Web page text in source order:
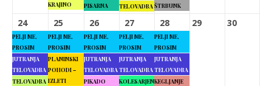
KRAJINO
PISARNA
TELOVADBAŠTRBUNK
24
PELJI ME,
PROSIM
JUTRANJA
TELOVADBA
TELOVADBA
25
PELJI ME,
PROSIM
PLANINSKI
POHODI –
IZLETI
26
PELJI ME,
PROSIM
JUTRANJA
TELOVADBA
PIKADO
27
PELJI ME,
PROSIM
JUTRANJA
TELOVADBA
KOLESARJENJE
28
PELJI ME,
PROSIM
JUTRANJA
TELOVADBA
KEGLJANJE
29 30